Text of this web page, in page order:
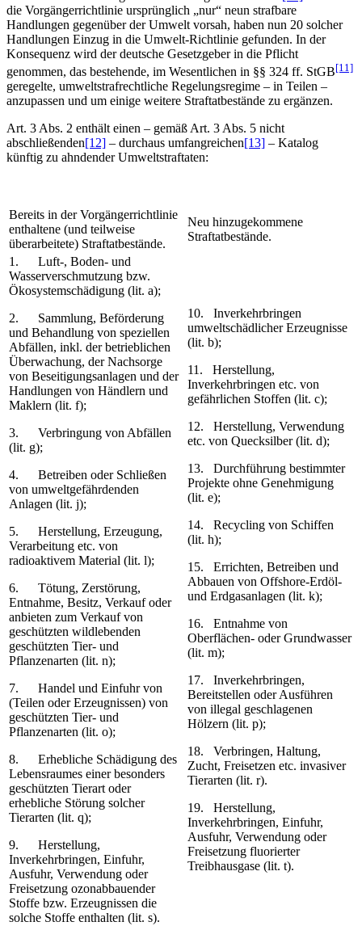
die Vorgängerrichtlinie ursprünglich „nur“ neun strafbare
Handlungen gegenüber der Umwelt vorsah, haben nun 20 solcher
Handlungen Einzug in die Umwelt-Richtlinie gefunden. In der
Konsequenz wird der deutsche Gesetzgeber in die Pflicht
genommen, das bestehende, im Wesentlichen in §§ 324 ff. StGB[11]
geregelte, umweltstrafrechtliche Regelungsregime – in Teilen –
anzupassen und um einige weitere Straftatbestände zu ergänzen.
Art. 3 Abs. 2 enthält einen – gemäß Art. 3 Abs. 5 nicht
abschließenden[12] – durchaus umfangreichen[13] – Katalog
künftig zu ahndender Umweltstraftaten:
Bereits in der Vorgängerrichtlinie
enthaltene (und teilweise
überarbeitete) Straftatbestände.
Neu hinzugekommene
Straftatbestände.
1. Luft-, Boden- und
Wasserverschmutzung bzw.
Ökosystemschädigung (lit. a);
2. Sammlung, Beförderung
und Behandlung von speziellen
Abfällen, inkl. der betrieblichen
Überwachung, der Nachsorge
von Beseitigungsanlagen und der
Handlungen von Händlern und
Maklern (lit. f);
3. Verbringung von Abfällen
(lit. g);
4. Betreiben oder Schließen
von umweltgefährdenden
Anlagen (lit. j);
5. Herstellung, Erzeugung,
Verarbeitung etc. von
radioaktivem Material (lit. l);
6. Tötung, Zerstörung,
Entnahme, Besitz, Verkauf oder
anbieten zum Verkauf von
geschützten wildlebenden
geschützten Tier- und
Pflanzenarten (lit. n);
7. Handel und Einfuhr von
(Teilen oder Erzeugnissen) von
geschützten Tier- und
Pflanzenarten (lit. o);
8. Erhebliche Schädigung des
Lebensraumes einer besonders
geschützten Tierart oder
erhebliche Störung solcher
Tierarten (lit. q);
9. Herstellung,
Inverkehrbringen, Einfuhr,
Ausfuhr, Verwendung oder
Freisetzung ozonabbauender
Stoffe bzw. Erzeugnissen die
solche Stoffe enthalten (lit. s).
10. Inverkehrbringen
umweltschädlicher Erzeugnisse
(lit. b);
11. Herstellung,
Inverkehrbringen etc. von
gefährlichen Stoffen (lit. c);
12. Herstellung, Verwendung
etc. von Quecksilber (lit. d);
13. Durchführung bestimmter
Projekte ohne Genehmigung
(lit. e);
14. Recycling von Schiffen
(lit. h);
15. Errichten, Betreiben und
Abbauen von Offshore-Erdöl-
und Erdgasanlagen (lit. k);
16. Entnahme von
Oberflächen- oder Grundwasser
(lit. m);
17. Inverkehrbringen,
Bereitstellen oder Ausführen
von illegal geschlagenen
Hölzern (lit. p);
18. Verbringen, Haltung,
Zucht, Freisetzen etc. invasiver
Tierarten (lit. r).
19. Herstellung,
Inverkehrbringen, Einfuhr,
Ausfuhr, Verwendung oder
Freisetzung fluorierter
Treibhausgase (lit. t).